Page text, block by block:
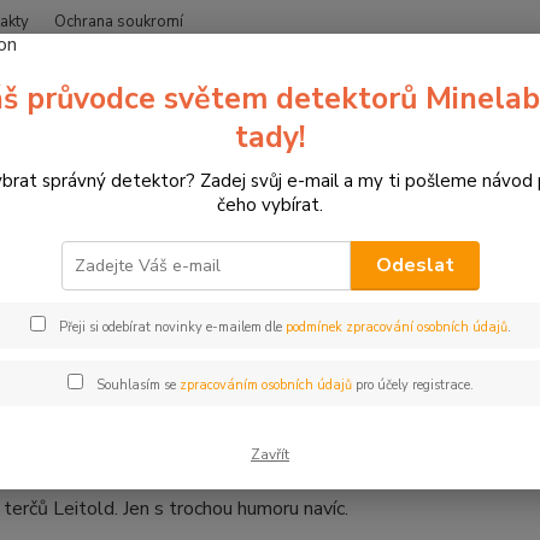
Ochrana soukromí
Hledat
pro sportovní lukostřelbu Zábavné terče
3D terče Leitold
3D terče Leitold přinášejí na střelnici úsměv na tváři.
každý trénink i závodní trasu. Stejná kvalitní
Leitold. Jen s trochou humoru navíc.
průvodce světem detektorů
tady!
správný detektor? Zadej svůj e-mail a my ti pošleme návod
čeho vybírat.
Odeslat
Přeji si odebírat novinky e-mailem dle podmínek zpracování osobních údajů.
Souhlasím se zpracováním osobních údajůpro účely registrace.
Zavřít